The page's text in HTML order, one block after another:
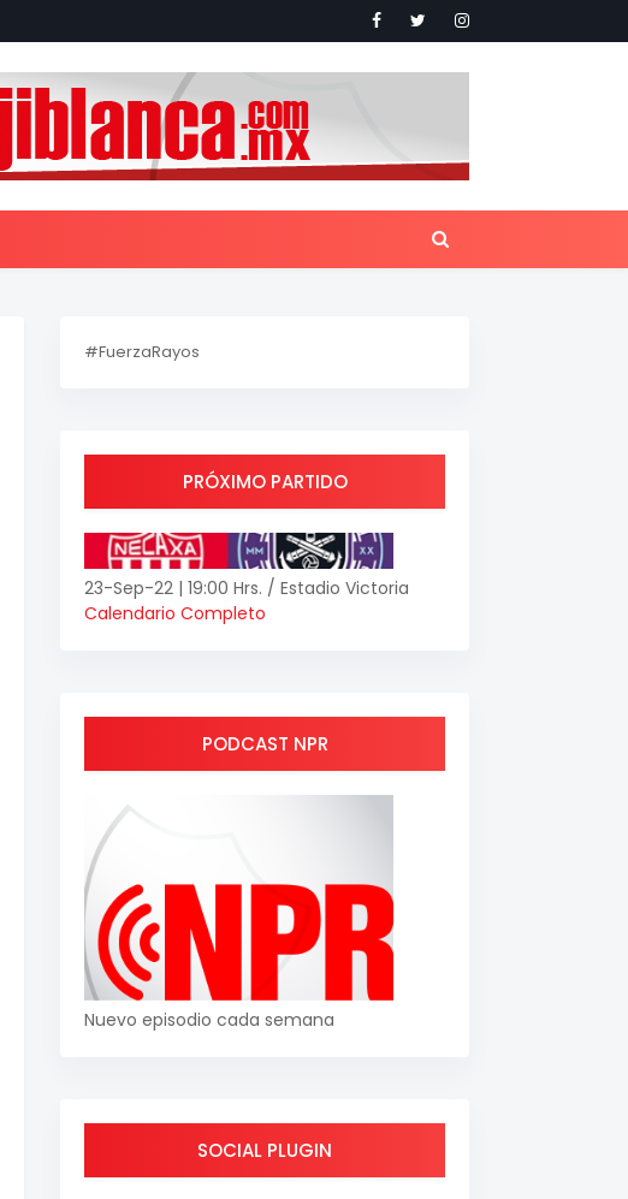
#FuerzaRayos
PRÓXIMO PARTIDO
23-Sep-22 | 19:00 Hrs. / Estadio Victoria
Calendario Completo
PODCAST NPR
Nuevo episodio cada semana
SOCIAL PLUGIN